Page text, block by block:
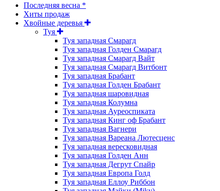
Последняя весна *
Хиты продаж
Хвойные деревья
Туя
Туя западная Смарагд
Туя западная Голден Смарагд
Туя западная Смарагд Вайт
Туя западная Смарагд Витбонт
Туя западная Брабант
Туя западная Голден Брабант
Туя западная шаровидная
Туя западная Колумна
Туя западная Ауреоспиката
Туя западная Кинг оф Брабант
Туя западная Вагнери
Туя западная Вареана Лютесценс
Туя западная вересковидная
Туя западная Голден Анн
Туя западная Дегрут Спайр
Туя западная Европа Голд
Туя западная Еллоу Риббон